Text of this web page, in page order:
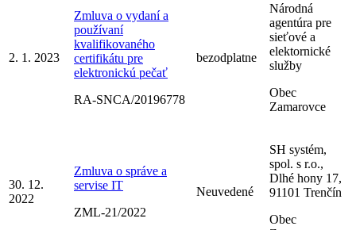
2. 1. 2023
Zmluva o vydaní a
používaní
kvalifikovaného
certifikátu pre
elektronickú pečať
RA-SNCA/20196778
bezodplatne
Národná
agentúra pre
sieťové a
elektornické
služby
Obec
Zamarovce
30. 12.
2022
Zmluva o správe a
servise IT
ZML-21/2022
Neuvedené
SH systém,
spol. s r.o.,
Dlhé hony 17,
91101 Trenčín
Obec